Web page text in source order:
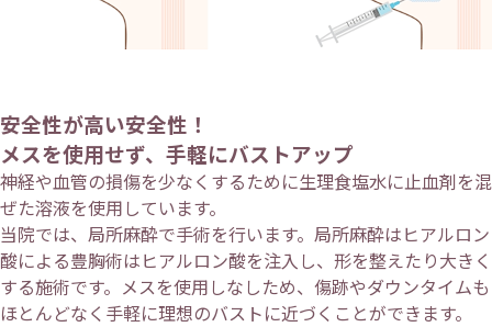
安全性が高い安全性！
メスを使用せず、手軽にバストアップ
神経や血管の損傷を少なくするために生理食塩水に止血剤を混
ぜた溶液を使用しています。
当院では、局所麻酔で手術を行います。局所麻酔はヒアルロン
酸による豊胸術はヒアルロン酸を注入し、形を整えたり大きく
する施術です。メスを使用しなしため、傷跡やダウンタイムも
ほとんどなく手軽に理想のバストに近づくことができます。